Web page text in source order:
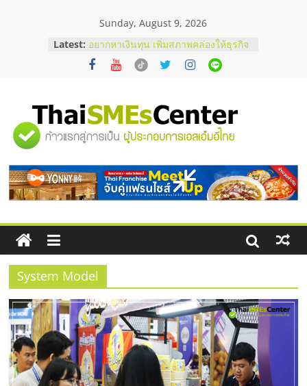
Sunday, August 9, 2026
Latest: อยากหาเงินทุน เพิ่มสภาพคล่องให้ธุรกิจ
เริ่มยังไงให้ผ่านฉลุย
สัมมนาออนไลน์ โอกาสบริหารสถานี
ThaiFranchise Meet Up จับคู่แฟรน
ไชส์ ครั้งที่ 8
ร้านเครื่องเสียงคุณภาพสูง พร้อม
บริษัท Cybersecurity ในไทยที่ไหนดี?
วิธีเลือกผู้ให้บริการให้คุ้มค่าและตอบ
โจทย์ธุรกิจ
"ศูนย์
รวม
ข้อมูล
ธุรกิจ
SME
แห่ง
ประเทศไทย,
System Model